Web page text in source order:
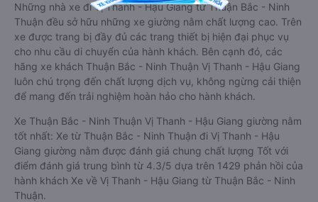
Những nhà xe đi Vị Thanh - Hậu Giang từ Thuận Bắc - Ninh
Thuận đều sở hữu những xe giường nằm chất lượng cao. Trên
xe được trang bị đầy đủ các trang thiết bị hiện đại phục vụ
cho nhu cầu di chuyển của hành khách. Bên cạnh đó, các
hãng xe khách Thuận Bắc - Ninh Thuận Vị Thanh - Hậu Giang
luôn chú trọng đến chất lượng dịch vụ, không ngừng cải thiện
để mang đến trải nghiệm hoàn hảo cho hành khách.
Xe Thuận Bắc - Ninh Thuận Vị Thanh - Hậu Giang giường nằm
tốt nhất: Xe từ Thuận Bắc - Ninh Thuận đi Vị Thanh - Hậu
Giang giường nằm được đánh giá chung chất lượng Tốt với
điểm đánh giá trung bình từ 4.3/5 dựa trên 1429 phản hồi của
hành khách Xe về Vị Thanh - Hậu Giang từ Thuận Bắc - Ninh
Thuận.